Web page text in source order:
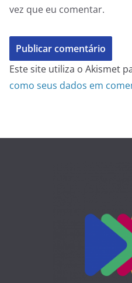
vez que eu comentar.
Este site utiliza o Akismet
como seus dados em